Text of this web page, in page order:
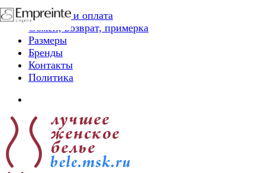
Доставка и оплата
Обмен, возврат, примерка
Размеры
Бренды
Контакты
Политика